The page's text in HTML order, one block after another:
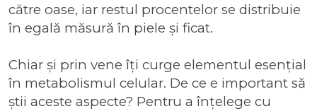
către oase, iar restul procentelor se distribuie
în egală măsură în piele și ficat.
Chiar și prin vene îți curge elementul esențial
în metabolismul celular. De ce e important să
știi aceste aspecte? Pentru a înțelege cu